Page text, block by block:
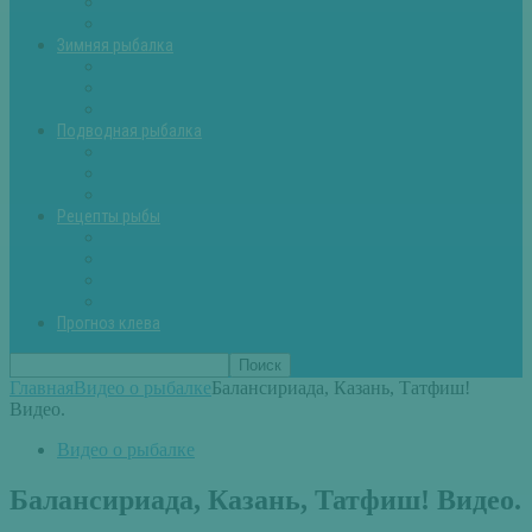
Зимняя рыбалка
Подводная рыбалка
Рецепты рыбы
Прогноз клева
ГлавнаяВидео о рыбалкеБалансириада, Казань, Татфиш!
Видео.
Видео о рыбалке
Балансириада, Казань, Татфиш! Видео.